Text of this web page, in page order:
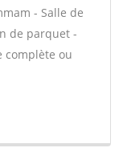
- Salle de
de parquet -
complète ou